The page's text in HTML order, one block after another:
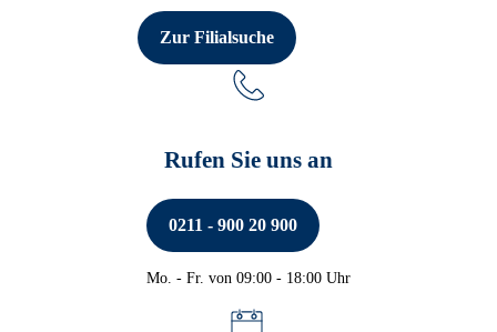
Zur Filialsuche
Rufen Sie uns an
0211 - 900 20 900
Telefon-Beratung & Banking
Mo. - Fr. von 09:00 - 18:00 Uhr